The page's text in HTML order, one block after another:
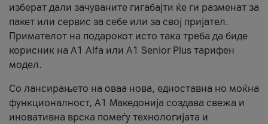
изберат дали зачуваните гигабајти ќе ги разменат за
пакет или сервис за себе или за свој пријател.
Примателот на подарокот исто така треба да биде
корисник на А1 Alfa или A1 Senior Plus тарифен
модел.
Со лансирањето на оваа нова, едноставна но моќна
функционалност, А1 Македонија создава свежа и
иновативна врска помеѓу технологијата и